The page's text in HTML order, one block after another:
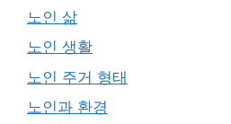
노인 삶
노인 생활
노인 주거 형태
노인과 환경